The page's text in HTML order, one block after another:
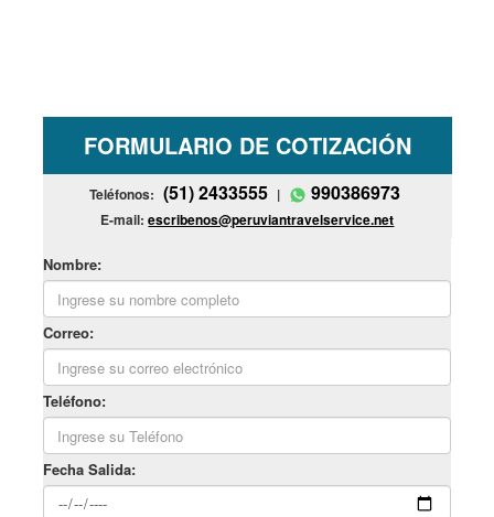
FORMULARIO DE COTIZACIÓN
Teléfonos: (51) 2433555 | 990386973
E-mail:escribenos@peruviantravelservice.net